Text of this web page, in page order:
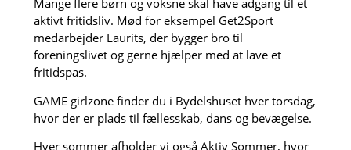
aktivt fritidsliv. Mød for eksempel Get2Sport
medarbejder Laurits, der bygger bro til
foreningslivet og gerne hjælper med at lave et
fritidspas.
GAME girlzone finder du i Bydelshuset hver torsdag,
hvor der er plads til fællesskab, dans og bevægelse.
Hver sommer afholder vi også Aktiv Sommer, hvor